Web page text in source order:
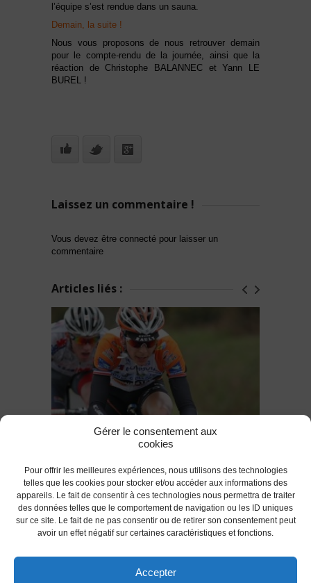
Gérer le consentement aux
cookies
Pour offrir les meilleures expériences, nous utilisons des technologies
telles que les cookies pour stocker et/ou accéder aux informations des
appareils. Le fait de consentir à ces technologies nous permettra de traiter
des données telles que le comportement de navigation ou les ID uniques
sur ce site. Le fait de ne pas consentir ou de retirer son consentement peut
avoir un effet négatif sur certaines caractéristiques et fonctions.
Accepter
l’équipe s’est rendue dans un sauna.
Demain, la suite !
Nous vous proposons de nous retrouver demain
pour le compte-rendu de la journée, ainsi que la
réaction de Christophe BALANNEC et Yann LE
BUREL !
Laissez un commentaire !
Vous devez être connecté pour laisser un
commentaire
Articles liés :
Warren BARGUIL et l'AC LANESTER
56 en bonne position dans le
challenge DirectVélo !
RETOUR